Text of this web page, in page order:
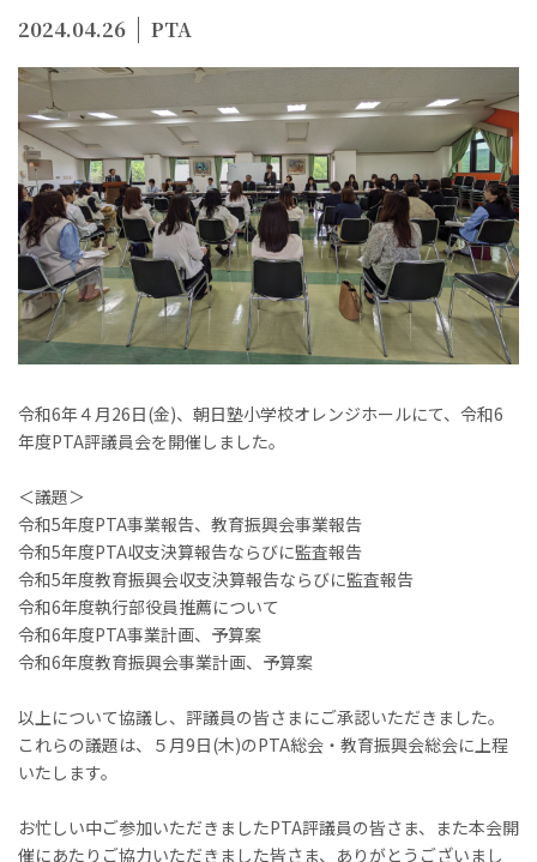
2024.04.26 PTA
令和6年４月26日(金)、朝日塾小学校オレンジホールにて、令和6
年度PTA評議員会を開催しました。
＜議題＞
令和5年度PTA事業報告、教育振興会事業報告
令和5年度PTA収支決算報告ならびに監査報告
令和5年度教育振興会収支決算報告ならびに監査報告
令和6年度執行部役員推薦について
令和6年度PTA事業計画、予算案
令和6年度教育振興会事業計画、予算案
以上について協議し、評議員の皆さまにご承認いただきました。
これらの議題は、５月9日(木)のPTA総会・教育振興会総会に上程
いたします。
お忙しい中ご参加いただきましたPTA評議員の皆さま、また本会開
催にあたりご協力いただきました皆さま、ありがとうございまし